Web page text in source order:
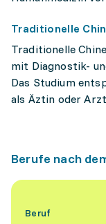
Traditionelle
Traditionelle
mit Diagnostik-
Das Studium
als Äztin oder
Berufe nach
Beruf